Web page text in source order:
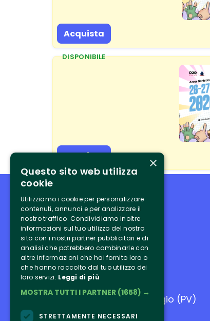
Acquista
DISPONIBILE
Acquista
Area Fieristica Oltrexpo
26-27 settembre - Casteggio (PV)
×
Questo sito web utilizza
cookie
Utilizziamo i cookie per personalizzare
contenuti, annunci e per analizzare il
nostro traffico. Condividiamo inoltre
informazioni sul tuo utilizzo del nostro
sito con i nostri partner pubblicitari e di
analisi che potrebbero combinarle con
altre informazioni che hai fornito loro o
che hanno raccolto dal tuo utilizzo dei
loro servizi. Leggi di più
MOSTRA TUTTI I PARTNER (1658) →
STRETTAMENTE NECESSARI